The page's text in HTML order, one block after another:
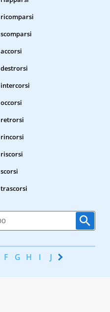
ricomparsi
scomparsi
accorsi
destrorsi
intercorsi
occorsi
retrorsi
rincorsi
riscorsi
scorsi
trascorsi
F G H I J K